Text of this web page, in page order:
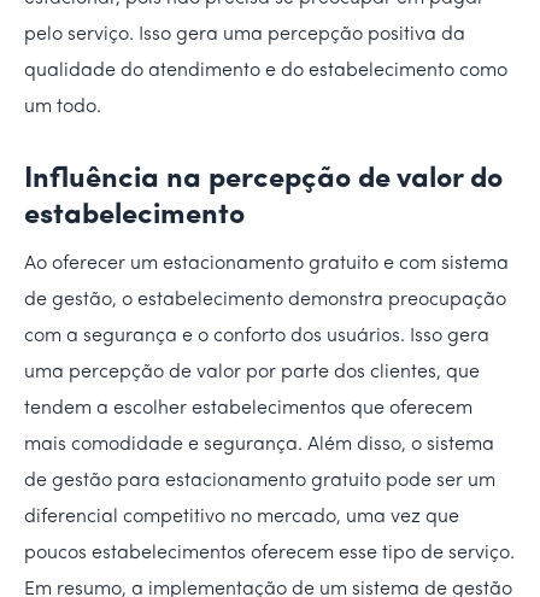
pelo serviço. Isso gera uma percepção positiva da
qualidade do atendimento e do estabelecimento como
um todo.
Influência na percepção de valor do
estabelecimento
Ao oferecer um estacionamento gratuito e com sistema
de gestão, o estabelecimento demonstra preocupação
com a segurança e o conforto dos usuários. Isso gera
uma percepção de valor por parte dos clientes, que
tendem a escolher estabelecimentos que oferecem
mais comodidade e segurança. Além disso, o sistema
de gestão para estacionamento gratuito pode ser um
diferencial competitivo no mercado, uma vez que
poucos estabelecimentos oferecem esse tipo de serviço.
Em resumo, a implementação de um sistema de gestão